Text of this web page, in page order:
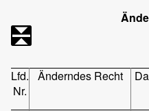
Lfd.
Nr.
Änderndes Recht